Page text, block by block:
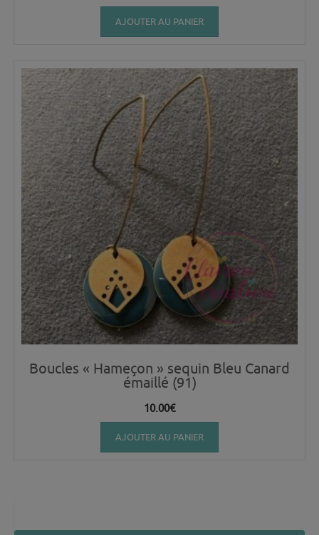
AJOUTER AU PANIER
Boucles « Hameçon » sequin Bleu Canard
émaillé (91)
10.00€
AJOUTER AU PANIER